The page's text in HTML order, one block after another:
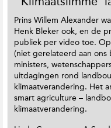
Prins Willem Alexander
Henk Bleker ook, en de
publiek per video toe.
(niet gerelateerd aan
ministers,
uitdagingen rond
klimaatverandering. Het
smart agriculture –
klimaatverandering.